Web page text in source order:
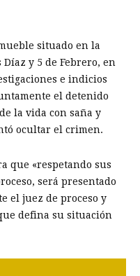
situado en la
Díaz y 5 de Febrero, en
e indicios
el detenido
la vida con saña y
ocultar el crimen.
que «respetando sus
será presentado
el juez de proceso y
defina su situación